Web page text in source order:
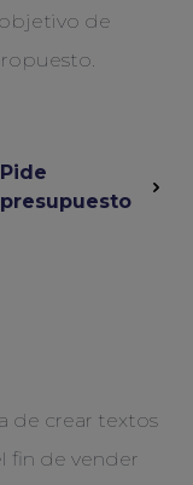
de
Pide
presupuesto
de crear textos
fin de vender